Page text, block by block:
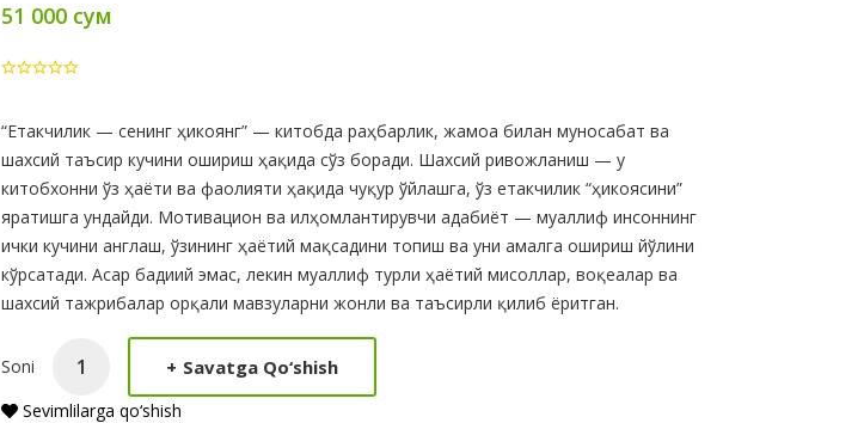
51 000 сум
Product
Summery
“Етакчилик — сенинг ҳикоянг” — китобда раҳбарлик, жамоа билан муносабат ва
шахсий таъсир кучини ошириш ҳақида сўз боради. Шахсий ривожланиш — у
китобхонни ўз ҳаёти ва фаолияти ҳақида чуқур ўйлашга, ўз етакчилик “ҳикоясини”
яратишга ундайди. Мотивацион ва илҳомлантирувчи адабиёт — муаллиф инсоннинг
ички кучини англаш, ўзининг ҳаётий мақсадини топиш ва уни амалга ошириш йўлини
кўрсатади. Асар бадиий эмас, лекин муаллиф турли ҳаётий мисоллар, воқеалар ва
шахсий тажрибалар орқали мавзуларни жонли ва таъсирли қилиб ёритган.
Soni + Savatga Qo‘shish
Sevimlilarga qo‘shish